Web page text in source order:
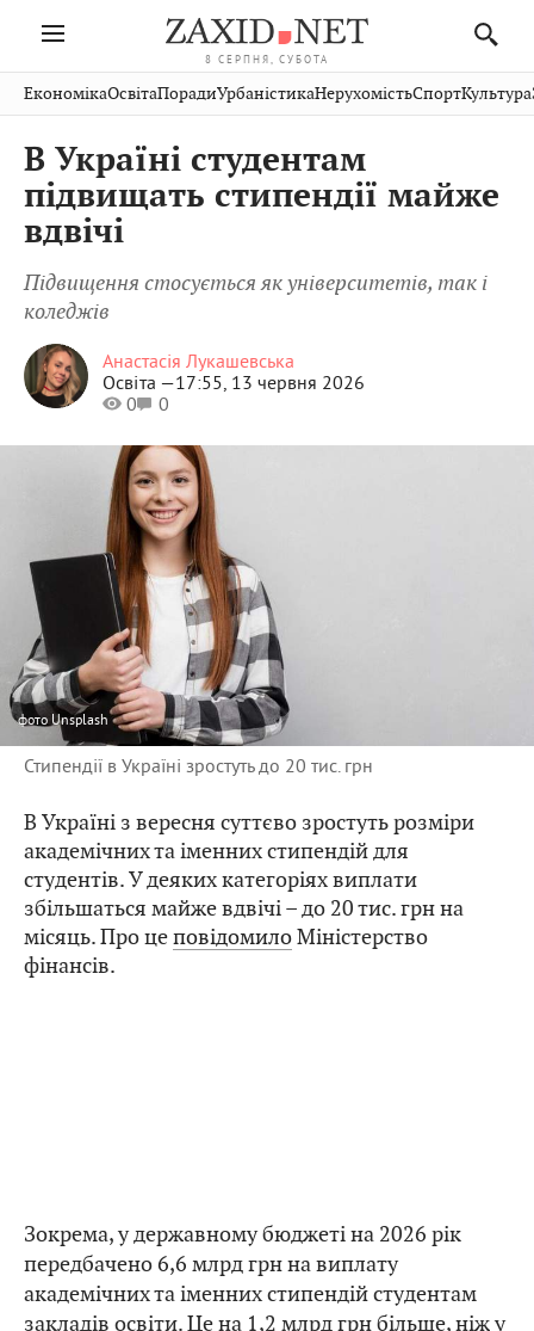
8 СЕРПНЯ, СУБОТА
Івано-
Франківськ
Тернопіль
Волинь
Закарпаття
РівнеСтрий
Хмельницький
Публікації
Авто СловкоКультура
Кіно Дім
ФотоОсвітаНерухомість
Домашні
ЕкономікаОсвітаПорадиУрбаністикаНерухомістьСпортКультура
В Україні студентам
підвищать стипендії майже
вдвічі
Підвищення стосується як університетів, так і
коледжів
Анастасія Лукашевська
Освіта —17:55, 13 червня 2026
0
0
фото Unsplash
Стипендії в Україні зростуть до 20 тис. грн
В Україні з вересня суттєво зростуть розміри
академічних та іменних стипендій для
студентів. У деяких категоріях виплати
збільшаться майже вдвічі – до 20 тис. грн на
місяць. Про цеповідомилоМіністерство
фінансів.
Зокрема, у державному бюджеті на 2026 рік
передбачено 6,6 млрд грн на виплату
академічних та іменних стипендій студентам
закладів освіти. Це на 1,2 млрд грн більше, ніж у